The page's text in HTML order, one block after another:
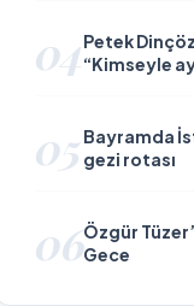
04Petek
“Kimseyle
05 Bayramda
gezi rotası
06Özgür
Gece